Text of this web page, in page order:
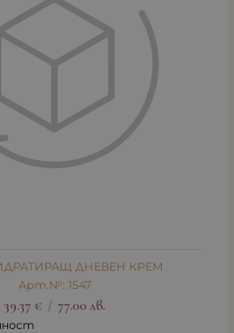
ДНЕВЕН КРЕМ
Арт.№: 1547
39.37 € / 77.00лв.